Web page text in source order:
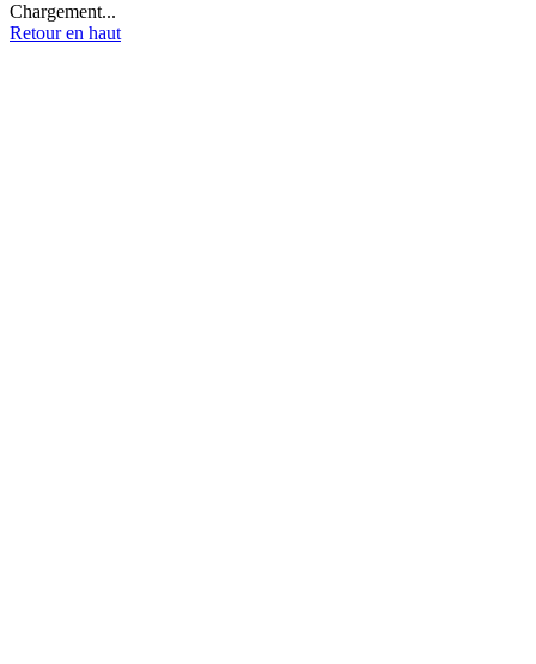
Chargement...
Retour en haut